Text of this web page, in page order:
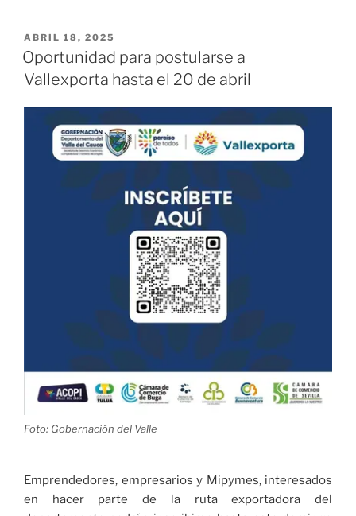
tras
mercados
en
la
Macrorrueda»
PUBLICADO
EL
ABRIL 18, 2025
Oportunidad para postularse a
Vallexporta hasta el 20 de abril
Foto: Gobernación del Valle
Emprendedores, empresarios y Mipymes, interesados
en hacer parte de la ruta exportadora del